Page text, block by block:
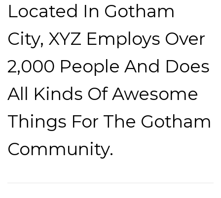
Located In Gotham
City, XYZ Employs Over
2,000 People And Does
All Kinds Of Awesome
Things For The Gotham
Community.